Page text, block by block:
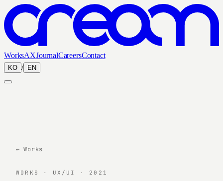
WorksAXJournalCareersContact
KO / EN
← Works
WORKS · UX/UI · 2021